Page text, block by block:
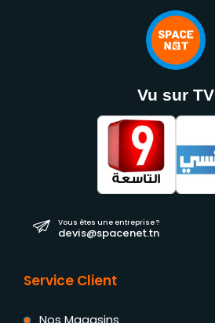
Vu sur TV
Vous êtes une entreprise ?
devis@spacenet.tn
Service Client
Nos Magasins